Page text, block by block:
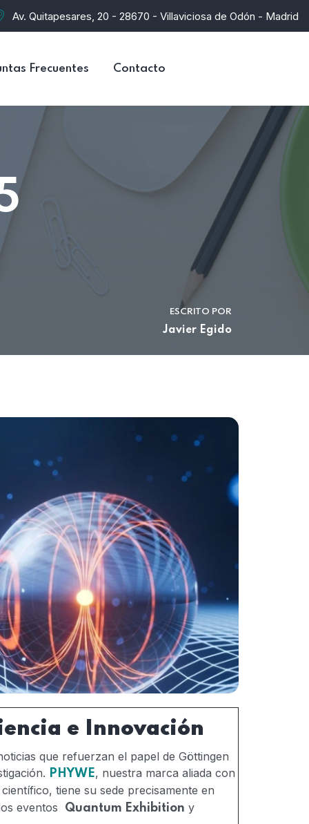
Av. Quitapesares, 20 - 28670 - Villaviciosa de Odón - Madrid
Frecuentes Contacto
ESCRITO POR
Javier Egido
e Innovación
que refuerzan el papel de Göttingen
PHYWE, nuestra marca aliada con
tiene su sede precisamente en
eventos
Quantum Exhibition y